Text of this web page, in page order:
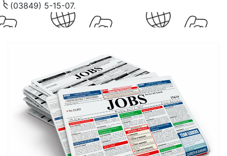
(03849) 5-15-07.